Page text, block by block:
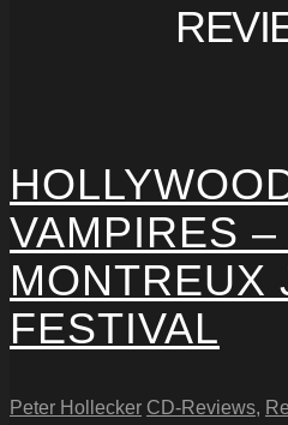
VAMPIRES –
MONTREUX
FESTIVAL
Peter Hollecker CD-Reviews,